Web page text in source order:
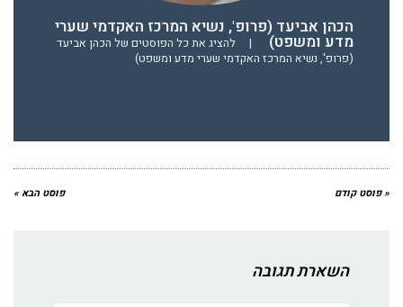
הכהן אביעד (פרופ', נשיא המרכז האקדמי שערי
מדע ומשפט) |
להציג את כל הפוסטים של הכהן אביעד
(פרופ', נשיא המרכז האקדמי שערי מדע ומשפט)
« פוסט קודם פוסט הבא »
השארת תגובה